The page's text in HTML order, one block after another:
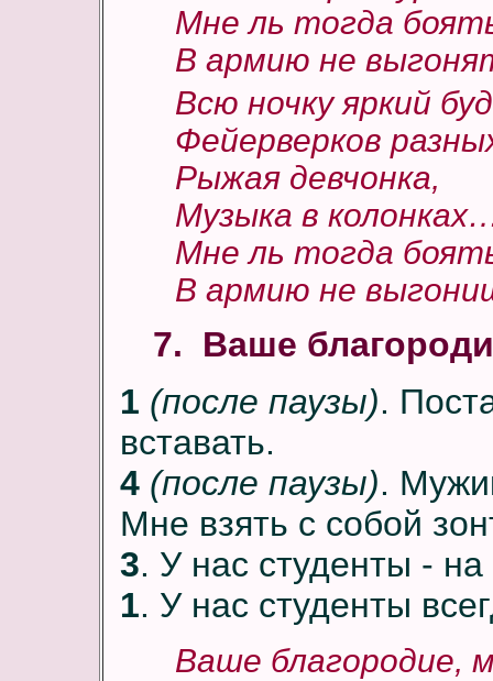
Мне ль тогда
В армию не
Всю ночку яркий
Фейерверков
Рыжая девчонка,
Музыка в
Мне ль тогда
В армию не
7. Ваше
1 (после паузы).
вставать.
4 (после паузы).
Мне взять с собой
3. У нас студенты -
1. У нас студенты
Ваше благородие,